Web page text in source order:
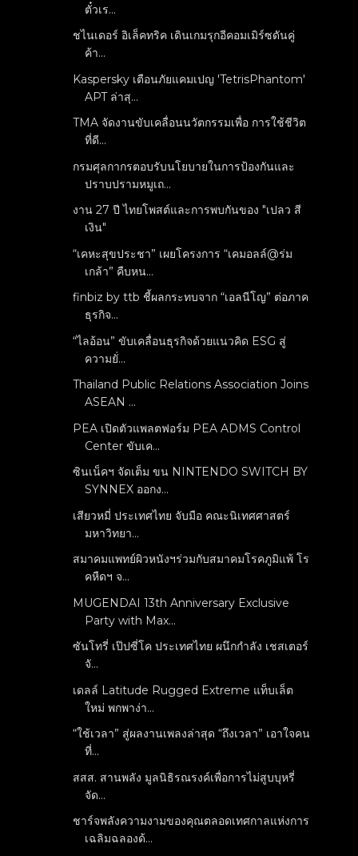
ตั๋วเร...
ชไนเดอร์ อิเล็คทริค เดินเกมรุกอีคอมเมิร์ซดันคู่
ค้า...
Kaspersky เตือนภัยแคมเปญ 'TetrisPhantom'
APT ล่าสุ...
TMA จัดงานขับเคลื่อนนวัตกรรมเพื่อ การใช้ชีวิต
ที่ดี...
กรมศุลกากรตอบรับนโยบายในการป้องกันและ
ปราบปรามหมูเถ...
งาน 27 ปี ไทยโพสต์และการพบกันของ "เปลว สี
เงิน"
“เคหะสุขประชา” เผยโครงการ “เคมอลล์@ร่ม
เกล้า” คืบหน...
finbiz by ttb ชี้ผลกระทบจาก “เอลนีโญ” ต่อภาค
ธุรกิจ...
“ไลอ้อน” ขับเคลื่อนธุรกิจด้วยแนวคิด ESG สู่
ความยั่...
Thailand Public Relations Association Joins
ASEAN ...
PEA เปิดตัวแพลตฟอร์ม PEA ADMS Control
Center ขับเค...
ซินเน็คฯ จัดเต็ม ขน NINTENDO SWITCH BY
SYNNEX ออกง...
เสียวหมี่ ประเทศไทย จับมือ คณะนิเทศศาสตร์
มหาวิทยา...
สมาคมแพทย์ผิวหนังฯร่วมกับสมาคมโรคภูมิแพ้ โร
คหืดฯ จ...
MUGENDAI 13th Anniversary Exclusive
Party with Max...
ซันโทรี่ เป๊ปซี่โค ประเทศไทย ผนึกกำลัง เชสเตอร์
จั...
เดลล์ Latitude Rugged Extreme แท็บเล็ต
ใหม่ พกพาง่า...
“ใช้เวลา” สู่ผลงานเพลงล่าสุด “ถึงเวลา” เอาใจคน
ที่...
สสส. สานพลัง มูลนิธิรณรงค์เพื่อการไม่สูบบุหรี่
จัด...
ชาร์จพลังความงามของคุณตลอดเทศกาลแห่งการ
เฉลิมฉลองด้...